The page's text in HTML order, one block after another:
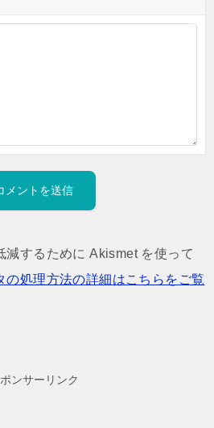
減するために Akismet を使って
の処理方法の詳細はこちらをご覧
ンサーリンク